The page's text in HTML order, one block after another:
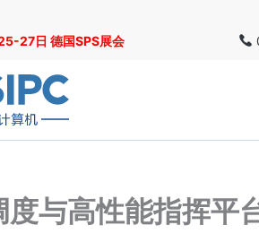
27日 德国SPS展会
度与高性能指挥平